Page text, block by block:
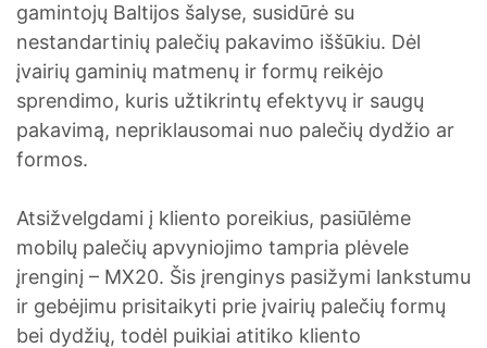
gamintojų Baltijos šalyse, susidūrė su
nestandartinių palečių pakavimo iššūkiu. Dėl
įvairių gaminių matmenų ir formų reikėjo
sprendimo, kuris užtikrintų efektyvų ir saugų
pakavimą, nepriklausomai nuo palečių dydžio ar
formos.
Atsižvelgdami į kliento poreikius, pasiūlėme
mobilų palečių apvyniojimo tampria plėvele
įrenginį – MX20. Šis įrenginys pasižymi lankstumu
ir gebėjimu prisitaikyti prie įvairių palečių formų
bei dydžių, todėl puikiai atitiko kliento